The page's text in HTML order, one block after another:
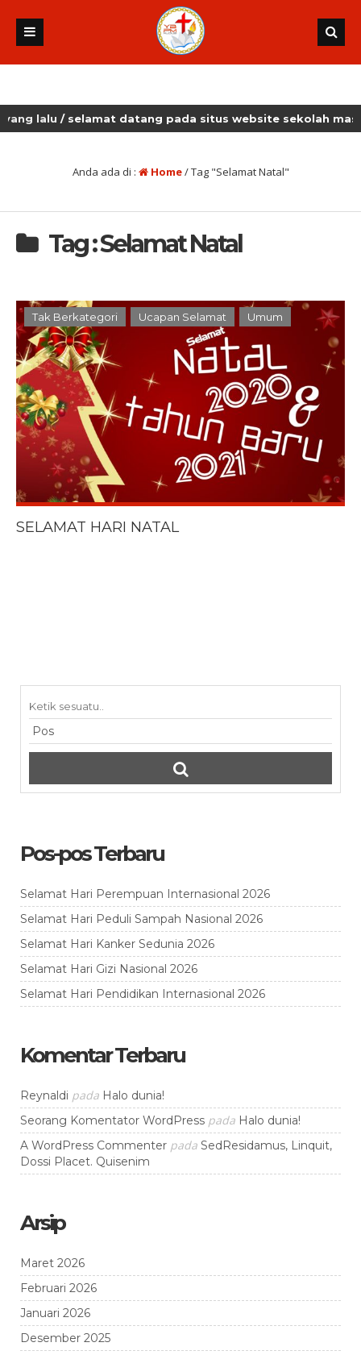
lalu/ selamat datang pada situs website sekolah masehi
Anda ada di : Home/Tag "Selamat Natal"
Tag : Selamat Natal
Tak Berkategori Ucapan Selamat Umum
SELAMAT HARI NATAL
Pos-pos Terbaru
Selamat Hari Perempuan Internasional 2026
Selamat Hari Peduli Sampah Nasional 2026
Selamat Hari Kanker Sedunia 2026
Selamat Hari Gizi Nasional 2026
Selamat Hari Pendidikan Internasional 2026
Komentar Terbaru
Reynaldi pada Halo dunia!
Seorang Komentator WordPress pada Halo dunia!
A WordPress Commenter pada SedResidamus, Linquit,
Dossi Placet. Quisenim
Arsip
Maret 2026
Februari 2026
Januari 2026
Desember 2025